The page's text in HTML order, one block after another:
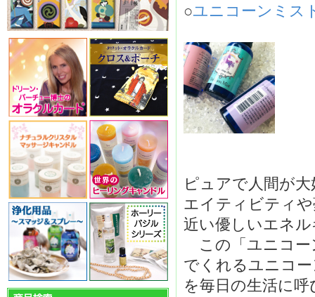
○ユニコーンミス
ピュアで人間が
エイティビティ
近い優しいエネ
この「ユニコー
でくれるユニコ
を毎日の生活に